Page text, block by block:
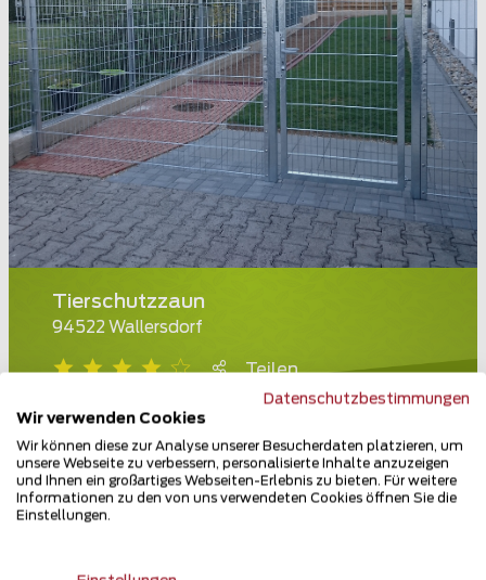
Tierschutzzaun
94522 Wallersdorf
Teilen
Datenschutzbestimmungen
Wir verwenden Cookies
Wir können diese zur Analyse unserer Besucherdaten platzieren, um
unsere Webseite zu verbessern, personalisierte Inhalte anzuzeigen
und Ihnen ein großartiges Webseiten-Erlebnis zu bieten. Für weitere
Informationen zu den von uns verwendeten Cookies öffnen Sie die
Einstellungen.